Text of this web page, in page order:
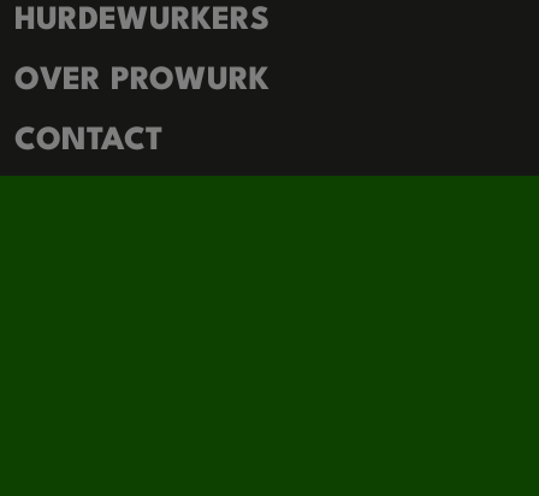
HURDEWURKERS
OVER PROWURK
CONTACT